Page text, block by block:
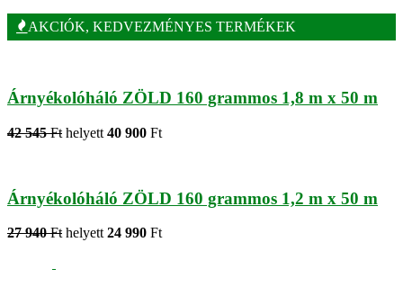
AKCIÓK, KEDVEZMÉNYES TERMÉKEK
Árnyékolóháló ZÖLD 160 grammos 1,8 m x 50 m
42 545 Ft helyett 40 900 Ft
Árnyékolóháló ZÖLD 160 grammos 1,2 m x 50 m
27 940 Ft helyett 24 990 Ft